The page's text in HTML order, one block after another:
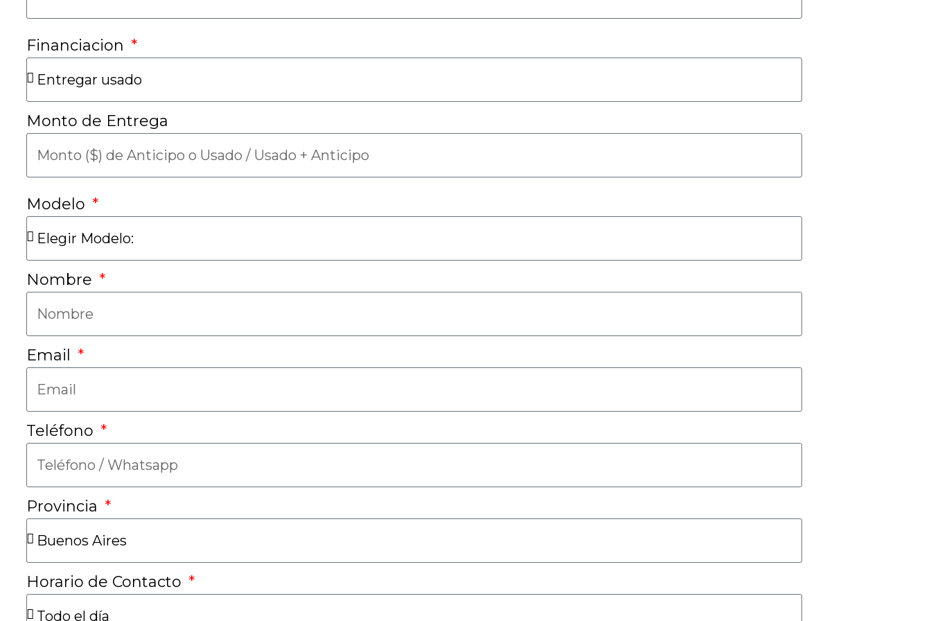
Financiacion
Monto de Entrega
Modelo
Nombre
Email
Teléfono
Provincia
Horario de Contacto